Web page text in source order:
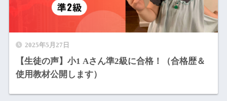
2025年5月27日
【生徒の声】小1 Aさん準2級に合格！（合格歴＆
使用教材公開します）